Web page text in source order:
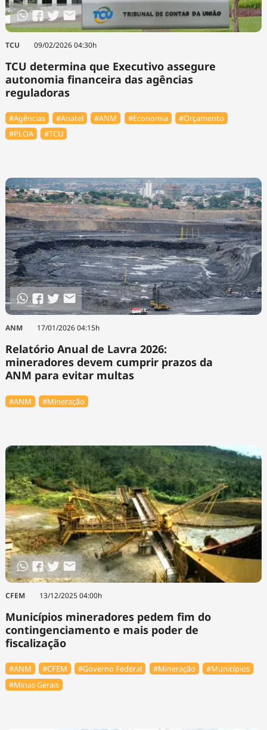
TCU 09/02/2026 04:30h
TCU determina que Executivo assegure
autonomia financeira das agências
reguladoras
#Agências #Anatel #ANM #Economia
#Orçamento
#PLOA
#TCU
ANM 17/01/2026 04:15h
Relatório Anual de Lavra 2026:
mineradores devem cumprir prazos da
ANM para evitar multas
#ANM #Mineração
CFEM 13/12/2025 04:00h
Municípios mineradores pedem fim do
contingenciamento e mais poder de
fiscalização
#ANM #CFEM #Governo Federal #Mineração
#Municípios
#Minas Gerais